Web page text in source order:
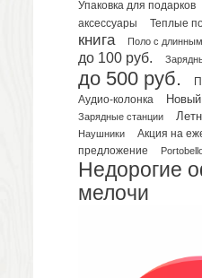
Сумки и
Сумки
Упаковка для подарков
аксессуары
Теплые
книга
Поло с
до 100 руб.
до 500 руб.
Аудио-колонка Новый
Зарядные станции
Наушники Акция на
предложение
Недорогие
мелочи